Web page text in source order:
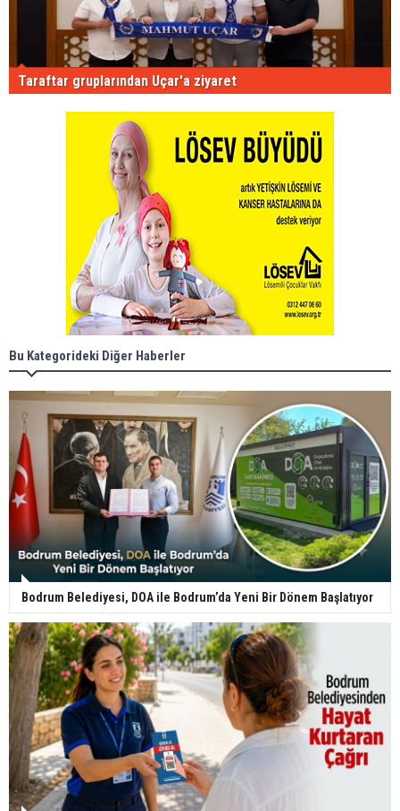
Taraftar gruplarından Uçar'a ziyaret
Bu Kategorideki Diğer Haberler
Bodrum Belediyesi, DOA ile Bodrum’da Yeni Bir Dönem Başlatıyor